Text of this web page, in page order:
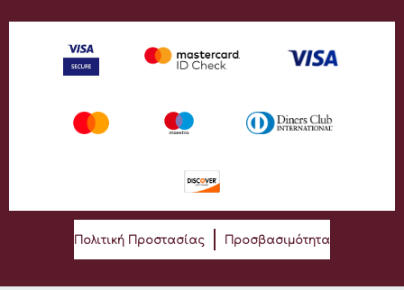
Πολιτική Προστασίας Προσβασιμότητα